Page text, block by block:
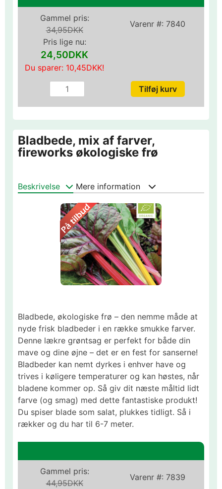
Varenr #: 7840
Gammel pris:
34,95DKK
Pris lige nu:
24,50DKK
Du sparer: 10,45DKK!
Bladbede, mix af farver,
fireworks økologiske frø
Beskrivelse Mere information
Bladbede, økologiske frø – den nemme måde at
nyde frisk bladbeder i en række smukke farver.
Denne lækre grøntsag er perfekt for både din
mave og dine øjne – det er en fest for sanserne!
Bladbeder kan nemt dyrkes i enhver have og
trives i køligere temperaturer og kan høstes, når
bladene kommer op. Så giv dit næste måltid lidt
farve (og smag) med dette fantastiske produkt!
Du spiser blade som salat, plukkes tidligt. Så i
rækker og du har til 6-7 meter.
Varenr #: 7839
Gammel pris:
44,95DKK